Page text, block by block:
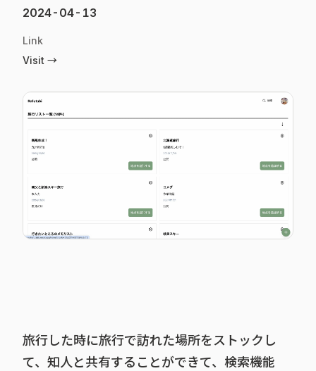
2024-04-13
Link
Visit →
旅行した時に旅行で訪れた場所をストックし
て、知人と共有することができて、検索機能